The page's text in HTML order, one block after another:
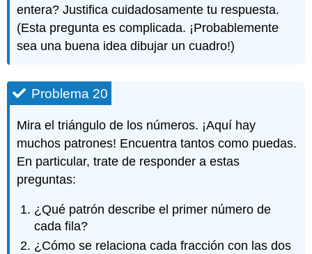
entera? Justifica cuidadosamente tu respuesta.
(Esta pregunta es complicada. ¡Probablemente
sea una buena idea dibujar un cuadro!)
Problema 20
Mira el triángulo de los números. ¡Aquí hay
muchos patrones! Encuentra tantos como puedas.
En particular, trate de responder a estas
preguntas:
¿Qué patrón describe el primer número de
cada fila?
¿Cómo se relaciona cada fracción con las dos